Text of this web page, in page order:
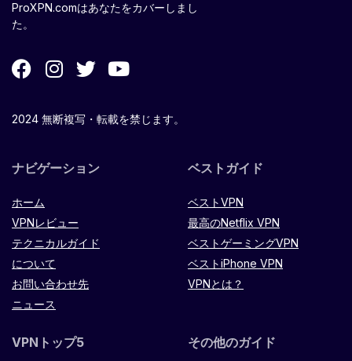
ProXPN.comはあなたをカバーしまし
た。
2024 無断複写・転載を禁じます。
ナビゲーション
ホーム
VPNレビュー
テクニカルガイド
について
お問い合わせ先
ニュース
ベストガイド
ベストVPN
最高のNetflix VPN
ベストゲーミングVPN
ベストiPhone VPN
VPNとは？
VPNトップ5 その他のガイド